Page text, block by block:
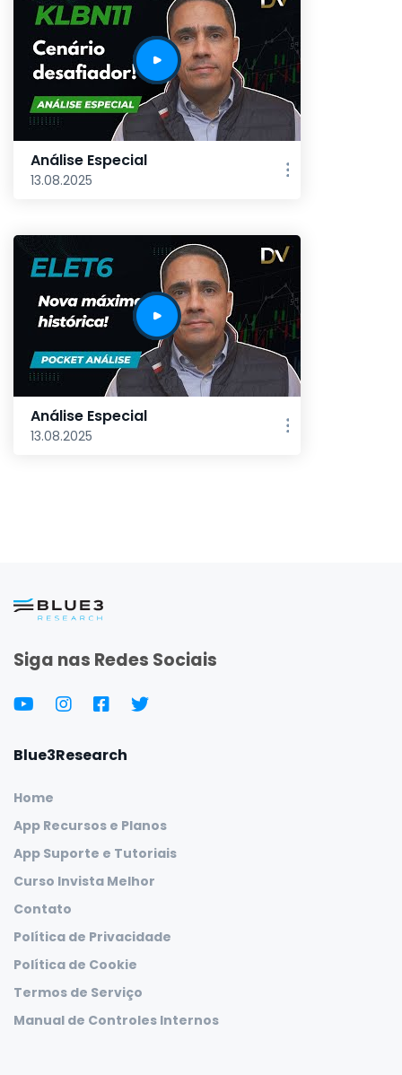
Análise Especial
13.08.2025
Análise Especial
13.08.2025
Siga nas Redes Sociais
Blue3Research
Home
App Recursos e Planos
App Suporte e Tutoriais
Curso Invista Melhor
Contato
Política de Privacidade
Política de Cookie
Termos de Serviço
Manual de Controles Internos